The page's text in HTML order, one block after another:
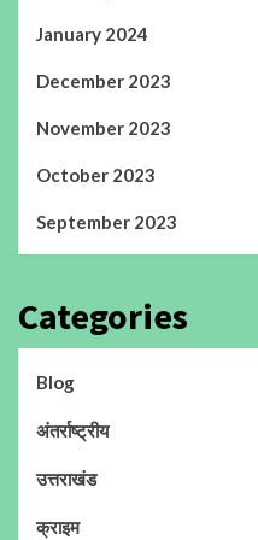
January 2024
December 2023
November 2023
October 2023
September 2023
Categories
Blog
अंतर्राष्ट्रीय
उत्तराखंड
क्राइम